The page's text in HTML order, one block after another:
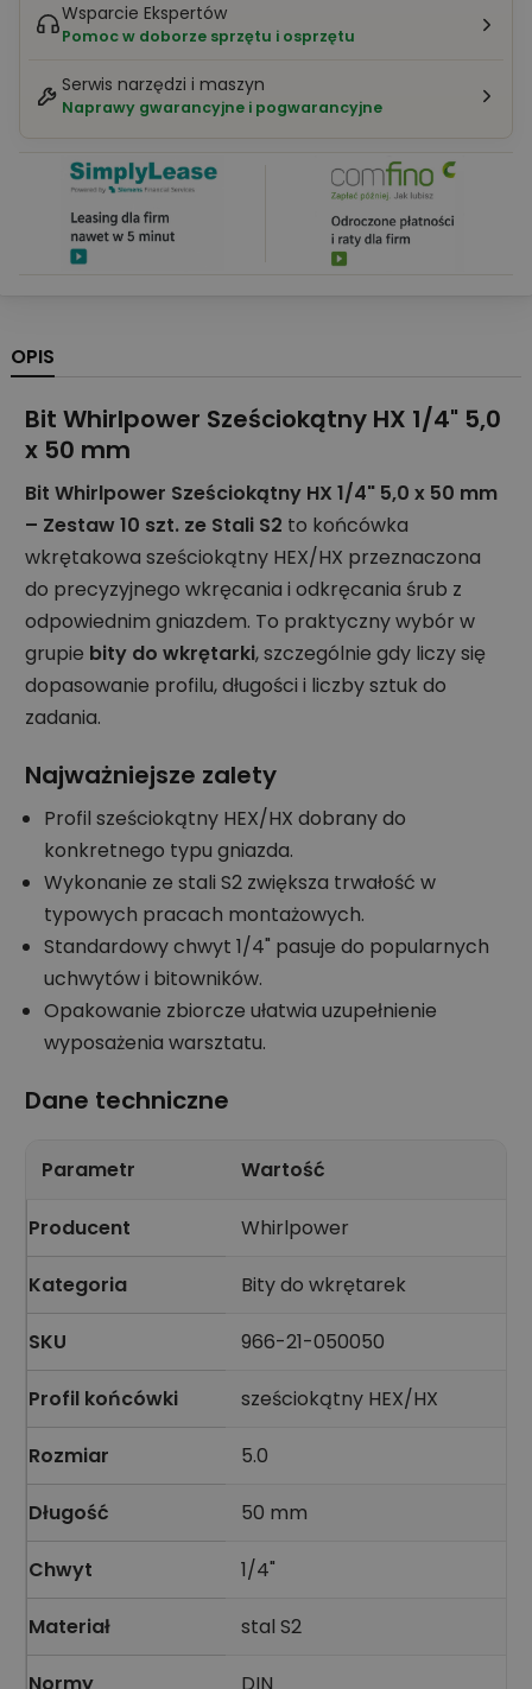
Wsparcie Ekspertów
Pomoc w doborze sprzętu i osprzętu
Serwis narzędzi i maszyn
Naprawy gwarancyjne i pogwarancyjne
OPIS
Bit Whirlpower Sześciokątny HX 1/4" 5,0
x 50 mm
Bit Whirlpower Sześciokątny HX 1/4" 5,0 x 50 mm
– Zestaw 10 szt. ze Stali S2 to końcówka
wkrętakowa sześciokątny HEX/HX przeznaczona
do precyzyjnego wkręcania i odkręcania śrub z
odpowiednim gniazdem. To praktyczny wybór w
grupie bity do wkrętarki, szczególnie gdy liczy się
dopasowanie profilu, długości i liczby sztuk do
zadania.
Najważniejsze zalety
Profil sześciokątny HEX/HX dobrany do
konkretnego typu gniazda.
Wykonanie ze stali S2 zwiększa trwałość w
typowych pracach montażowych.
Standardowy chwyt 1/4" pasuje do popularnych
uchwytów i bitowników.
Opakowanie zbiorcze ułatwia uzupełnienie
wyposażenia warsztatu.
Dane techniczne
Parametr Wartość
Producent Whirlpower
Kategoria Bity do wkrętarek
SKU 966-21-050050
Profil końcówki sześciokątny HEX/HX
Rozmiar 5.0
Długość 50 mm
Chwyt 1/4"
Materiał stal S2
Normy DIN